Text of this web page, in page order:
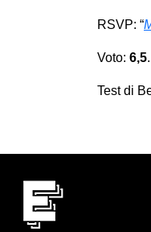
RSVP: “
Voto: 6,5.
Test di